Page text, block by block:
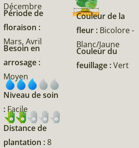
Décembre
Période de
floraison :
Mars, Avril
Besoin en
arrosage :
Moyen
Niveau de soin
: Facile
Distance de
plantation :8
Couleur de la
fleur : Bicolore -
Blanc/Jaune
Couleur du
feuillage :Vert